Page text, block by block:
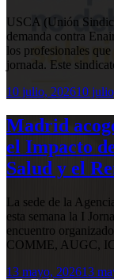
USCA (Unión
demanda contra
los profesionales
jornada. Este
10 julio, 202610
Madrid
el Impacto
Salud y el
La sede de la
esta semana la I
encuentro
COMME, AUGC,
13 mayo, 202613